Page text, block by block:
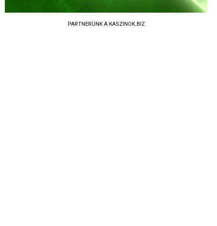
PARTNERÜNK A KASZINOK.BIZ